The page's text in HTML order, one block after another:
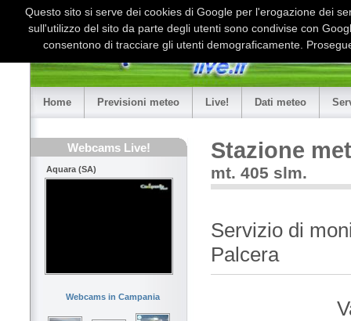
Home Previsioni meteo Live! Dati meteo
Webcams Live!
Aquara (SA)
Webcams in Campania
Stazione
mt. 405 slm.
Servizio di
Palcera
Questo sito si serve dei cookies di Google per l'erogazione dei
sull'utilizzo del sito da parte degli utenti sono condivise con
consentono di tracciare gli utenti demograficamente.